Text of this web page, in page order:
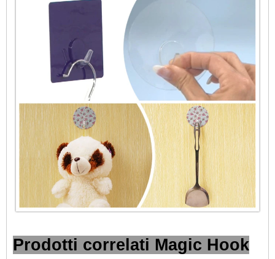
Prodotti correlati Magic Hook